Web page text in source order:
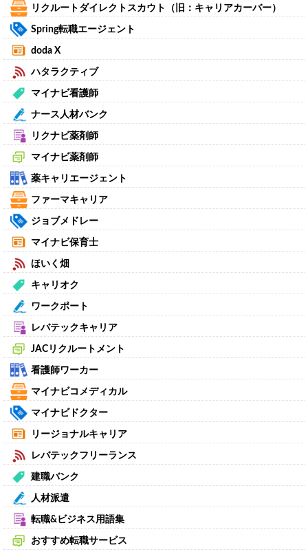
リクルートダイレクトスカウト（旧：キャリアカーバー）
Spring転職エージェント
doda X
ハタラクティブ
マイナビ看護師
ナース人材バンク
リクナビ薬剤師
マイナビ薬剤師
薬キャリエージェント
ファーマキャリア
ジョブメドレー
マイナビ保育士
ほいく畑
キャリオク
ワークポート
レバテックキャリア
JACリクルートメント
看護師ワーカー
マイナビコメディカル
マイナビドクター
リージョナルキャリア
レバテックフリーランス
建職バンク
人材派遣
転職&ビジネス用語集
おすすめ転職サービス